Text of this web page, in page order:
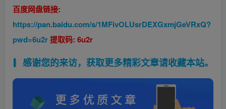
百度网盘链接:
https://pan.baidu.com/s/1MFivOLUsrDEXGxmjGeVRxQ?
pwd=6u2r提取码: 6u2r
感谢您的来访，获取更多精彩文章请收藏本站。